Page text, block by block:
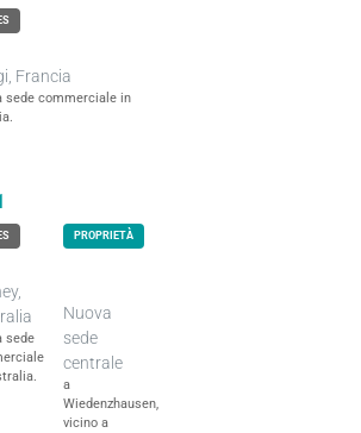
Francia
sede commerciale in
sede
Nuova
sede
centrale
a
Wiedenzhausen,
vicino a